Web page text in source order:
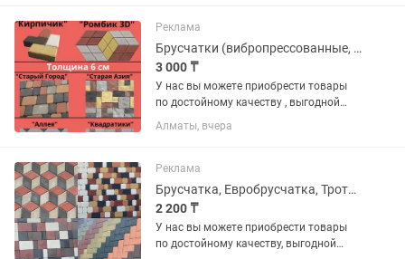
(мрамор)» , «ПЛИТКА» ,...
Реклама
Брусчатки (вибропрессованные, вибролитые)
3 000 ₸
У нас вы можете приобрести товары
по достойному качеству , выгодной
цене и по гарантии. В наличии имеются
различные виды на «БРУСЧАТКА» ,
(мрамор)» , «ПЛИТКА» ,...
Алматы, вчера
Реклама
Брусчатка, Евробрусчатка, Тротуарные плитки
2 200 ₸
У нас вы можете приобрести товары
по достойному качеству, выгодной